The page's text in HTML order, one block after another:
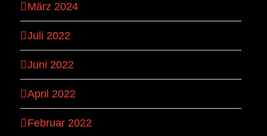
März 2024
Juli 2022
Juni 2022
April 2022
Februar 2022